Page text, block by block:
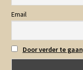
Email
Door verder te